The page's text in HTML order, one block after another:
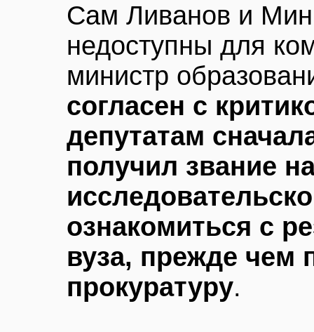
Сам Ливанов и
недоступны для
министр
согласен с
депутатам
получил звание
ознакомиться с
вуза, прежде чем
прокуратуру.